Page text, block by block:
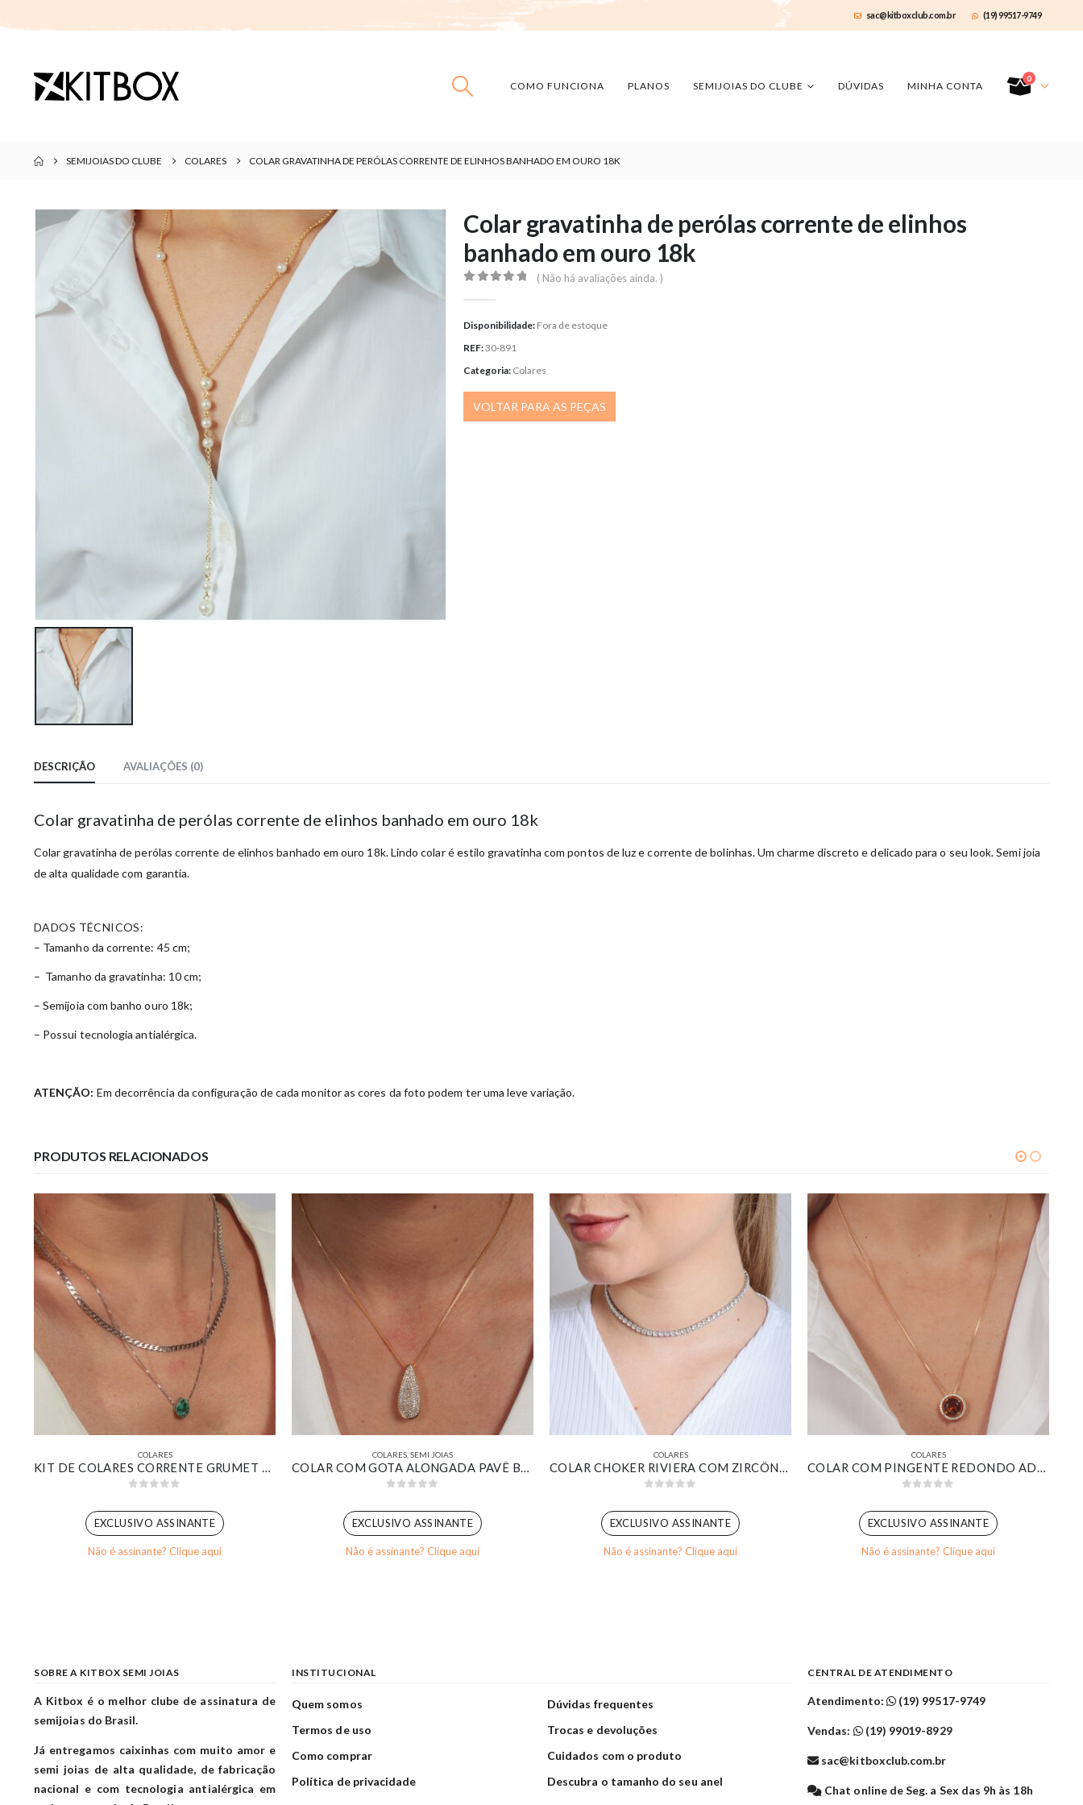
sac@kitboxclub.com.br (19) 99517-9749
COMO FUNCIONA PLANOS SEMIJOIAS DO CLUBE DÚVIDAS MINHA CONTA
0
SEMIJOIAS DO CLUBE COLARES COLAR GRAVATINHA DE PERÓLAS CORRENTE DE ELINHOS BANHADO EM OURO 18K
Colar gravatinha de perólas corrente de elinhos
banhado em ouro 18k
( Não há avaliações ainda. )
Disponibilidade: Fora de estoque
REF:30-891
Categoria: Colares
VOLTAR PARA AS PEÇAS
DESCRIÇÃO AVALIAÇÕES (0)
Colar gravatinha de perólas corrente de elinhos banhado em ouro 18k
Colar gravatinha de perólas corrente de elinhos banhado em ouro 18k. Lindo colar é estilo gravatinha com pontos de luz e corrente de bolinhas. Um charme discreto e delicado para o seu look. Semi joia
de alta qualidade com garantia.
DADOS TÉCNICOS:
– Tamanho da corrente: 45 cm;
– Tamanho da gravatinha: 10 cm;
– Semijoia com banho ouro 18k;
– Possui tecnologia antialérgica.
ATENÇÃO: Em decorrência da configuração de cada monitor as cores da foto podem ter uma leve variação.
PRODUTOS RELACIONADOS
COLARES
KIT DE COLARES CORRENTE GRUMET E VENEZIANA COM PINGENTE GOTA VERDE BANHADO EM OURO BRANCO
EXCLUSIVO ASSINANTE
Não é assinante? Clique aqui
COLARES SEMI JOIAS
COLAR COM GOTA ALONGADA PAVÊ BANHADO EM OURO 18K
EXCLUSIVO ASSINANTE
Não é assinante? Clique aqui
COLARES
COLAR CHOKER RIVIERA COM ZIRCÔNIAS CRISTAL BANHADO EM OURO BRANCO
EXCLUSIVO ASSINANTE
Não é assinante? Clique aqui
COLARES
COLAR COM PINGENTE REDONDO ADORNO CRAVEJADO COM ZIRCÔNIA MARROM BANHADO EM OURO 18K
EXCLUSIVO ASSINANTE
Não é assinante? Clique aqui
SOBRE A KITBOX SEMI JOIAS
A Kitbox é o melhor clube de assinatura de
semijoias do Brasil.
Já entregamos caixinhas com muito amor e
semi joias de alta qualidade, de fabricação
nacional e com tecnologia antialérgica em
INSTITUCIONAL
Quem somos
Termos de uso
Como comprar
Política de privacidade
Dúvidas frequentes
Trocas e devoluções
Cuidados com o produto
Descubra o tamanho do seu anel
CENTRAL DE ATENDIMENTO
Atendimento: (19) 99517-9749
Vendas: (19) 99019-8929
sac@kitboxclub.com.br
Chat online de Seg. a Sex das 9h às 18h